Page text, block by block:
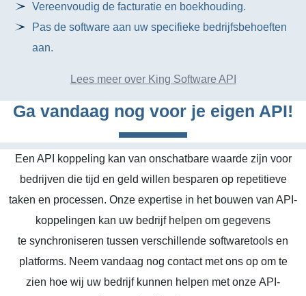
Vereenvoudig de facturatie en boekhouding.
Pas de software aan uw specifieke bedrijfsbehoeften
aan.
Lees meer over King Software API
Ga vandaag nog voor je eigen API!
Een API koppeling kan van onschatbare waarde zijn voor
bedrijven die tijd en geld willen besparen op repetitieve
taken en processen. Onze expertise in het bouwen van API-
koppelingen kan uw bedrijf helpen om gegevens
te synchroniseren tussen verschillende softwaretools en
platforms. Neem vandaag nog contact met ons op om te
zien hoe wij uw bedrijf kunnen helpen met onze API-